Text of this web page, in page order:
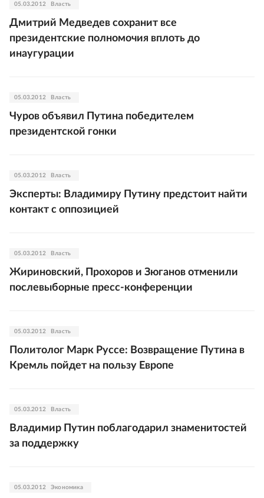
05.03.2012 Власть
Дмитрий Медведев сохранит все
президентские полномочия вплоть до
инаугурации
05.03.2012 Власть
Чуров объявил Путина победителем
президентской гонки
05.03.2012 Власть
Эксперты: Владимиру Путину предстоит найти
контакт с оппозицией
05.03.2012 Власть
Жириновский, Прохоров и Зюганов отменили
послевыборные пресс-конференции
05.03.2012 Власть
Политолог Марк Руссе: Возвращение Путина в
Кремль пойдет на пользу Европе
05.03.2012 Власть
Владимир Путин поблагодарил знаменитостей
за поддержку
05.03.2012 Экономика